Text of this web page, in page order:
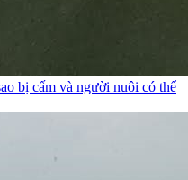
bị cấm và người nuôi có thể